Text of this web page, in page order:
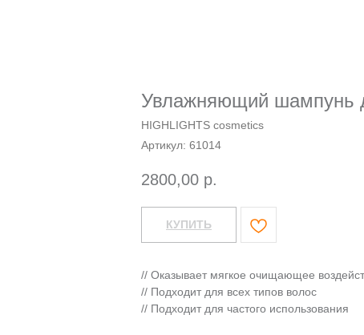
Увлажняющий шампунь
HIGHLIGHTS cosmetics
Артикул: 61014
2800,00 р.
КУПИТЬ
// Оказывает мягкое очищающее
// Подходит для всех типов волос
// Подходит для частого использования